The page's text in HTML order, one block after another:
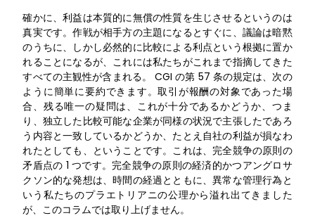
確かに、利益は本質的に無償の性質を生じさせるというのは
真実です。作戦が相手方の主題になるとすぐに、議論は暗黙
のうちに、しかし必然的に比較による利点という根拠に置か
れることになるが、これには私たちがこれまで指摘してきた
すべての主観性が含まれる。 CGI の第 57 条の規定は、次の
ように簡単に要約できます。取引が報酬の対象であった場
合、残る唯一の疑問は、これが十分であるかどうか、つま
り、独立した比較可能な企業が同様の状況で主張したであろ
う内容と一致しているかどうか、たとえ自社の利益が損なわ
れたとしても、ということです。これは、完全競争の原則の
矛盾点の 1 つです。完全競争の原則の経済的かつアングロサ
クソン的な発想は、時間の経過とともに、異常な管理行為と
いう私たちのプラエトリアニの公理から溢れ出てきました
が、このコラムでは取り上げません。